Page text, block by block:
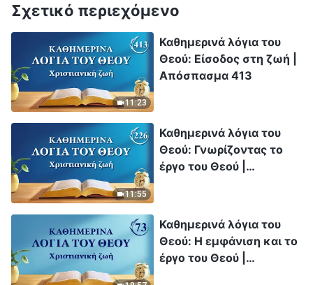
Σχετικό περιεχόμενο
11:23
Καθημερινά λόγια του
Θεού: Είσοδος στη ζωή |
Απόσπασμα 413
11:55
Καθημερινά λόγια του
Θεού: Γνωρίζοντας το
έργο του Θεού |
Καθημερινά λόγια του
Θεού: Η εμφάνιση και το
έργο του Θεού |